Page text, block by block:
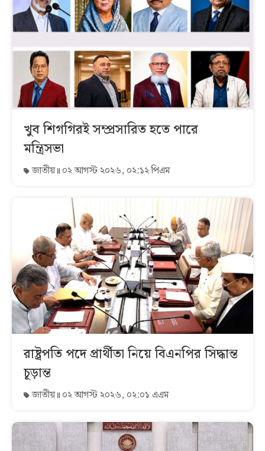
খুব শিগগিরই সম্প্রসারিত হতে পারে
মন্ত্রিসভা
জাতীয় ০২ আগস্ট ২০২৬, ০২:১২ পিএম
রাষ্ট্রপতি পদে প্রার্থীতা নিয়ে বিএনপির সিদ্ধান্ত
চূড়ান্ত
জাতীয় ০২ আগস্ট ২০২৬, ০২:০১ এএম